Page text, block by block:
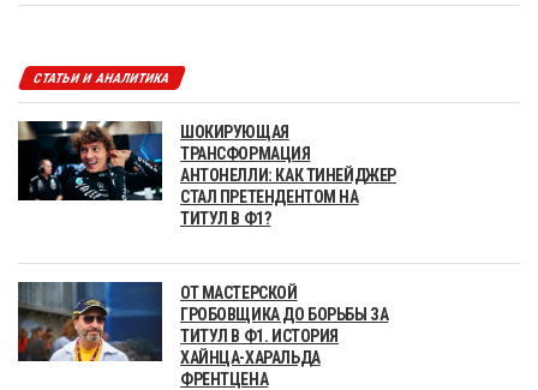
СТАТЬИ И АНАЛИТИКА
ШОКИРУЮЩАЯ
ТРАНСФОРМАЦИЯ
АНТОНЕЛЛИ: КАК ТИНЕЙДЖЕР
СТАЛ ПРЕТЕНДЕНТОМ НА
ТИТУЛ В Ф1?
ОТ МАСТЕРСКОЙ
ГРОБОВЩИКА ДО БОРЬБЫ ЗА
ТИТУЛ В Ф1. ИСТОРИЯ
ХАЙНЦА-ХАРАЛЬДА
ФРЕНТЦЕНА